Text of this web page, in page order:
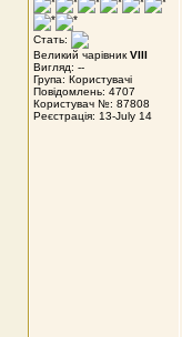
Стать:
Великий чарівник VIII
Вигляд: --
Група: Користувачі
Повідомлень: 4707
Користувач №: 87808
Реєстрація: 13-July 14